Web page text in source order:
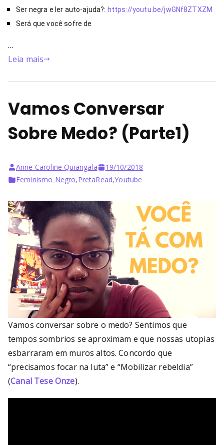
Ser negra e ler auto-ajuda?: https://youtu.be/jwGNf8ZTXZM
Será que você sofre de
…
Leia mais
Vamos Conversar
Sobre Medo? (Parte1)
Anne Caroline Quiangala
19/10/2018
Feminismo Negro,PretaRead,Youtube
Vamos conversar sobre o medo? Sentimos que
tempos sombrios se aproximam e que nossas utopias
esbarraram em muros altos. Concordo que
“precisamos focar na luta” e “Mobilizar rebeldia”
(Canal Tese Onze).